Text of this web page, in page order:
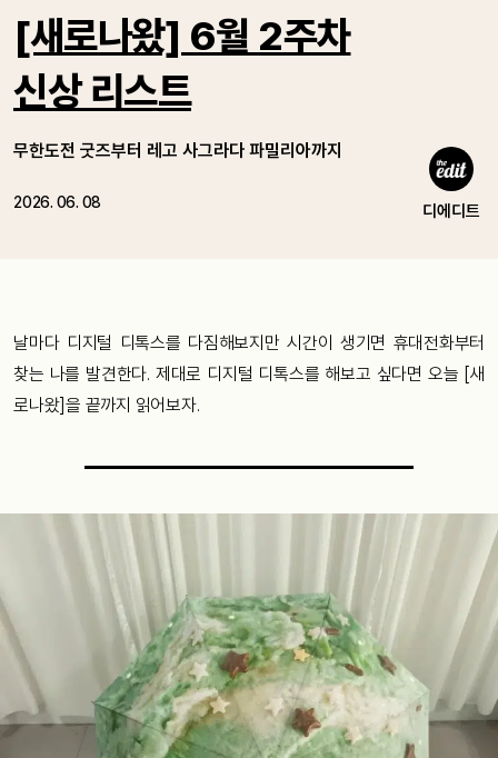
[새로나왔] 6월 2주차
신상 리스트
무한도전 굿즈부터 레고 사그라다 파밀리아까지
2026. 06. 08 디에디트
날마다 디지털 디톡스를 다짐해보지만 시간이 생기면 휴대전화부터
찾는 나를 발견한다. 제대로 디지털 디톡스를 해보고 싶다면 오늘 [새
로나왔]을 끝까지 읽어보자.